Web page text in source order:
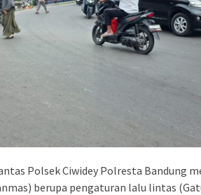
Polsek Ciwidey Polresta Bandung
berupa pengaturan lalu lintas